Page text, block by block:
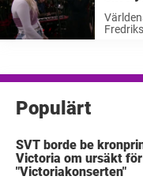
Aid Kit
Populärt
SVT borde be
Victoria om ursäkt för
"Victoriakonserten"